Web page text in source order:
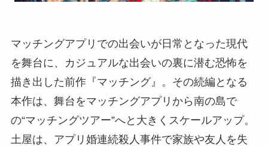
マッチングアプリでの出会いが日常となった現代
を舞台に、カジュアルな出会いの裏に潜む恐怖を
描き出した前作『マッチング』。その続編となる
本作は、舞台をマッチングアプリから南の島で
の“マッチングツアー”へと大きくスケールアップ。
土屋は、アプリ婚連続殺人事件で家族や友人を失